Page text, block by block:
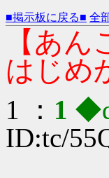
■掲示板に戻る■ 全
【あ
はじめ
1 ： 1
ID:tc/